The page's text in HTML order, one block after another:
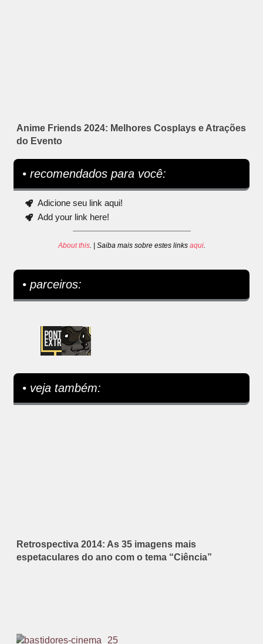
Anime Friends 2024: Melhores Cosplays e Atrações
do Evento
• recomendados para você:
Adicione seu link aqui!
Add your link here!
About this. | Saiba mais sobre estes links aqui.
• parceiros:
• veja também:
Retrospectiva 2014: As 35 imagens mais
espetaculares do ano com o tema “Ciência”